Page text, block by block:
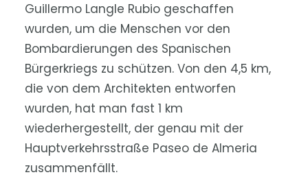
Guillermo Langle Rubio geschaffen
wurden, um die Menschen vor den
Bombardierungen des Spanischen
Bürgerkriegs zu schützen. Von den 4,5 km,
die von dem Architekten entworfen
wurden, hat man fast 1 km
wiederhergestellt, der genau mit der
Hauptverkehrsstraße Paseo de Almeria
zusammenfällt.